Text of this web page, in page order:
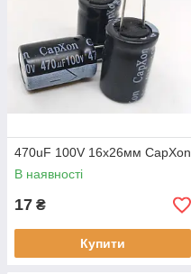
470uF 100V 16х26мм CapXon
В наявності
17 ₴
Купити